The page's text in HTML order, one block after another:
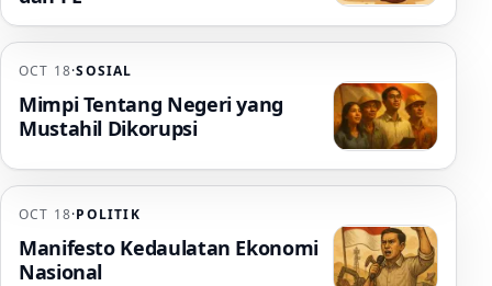
OCT 18·SOSIAL
Mimpi Tentang Negeri yang
Mustahil Dikorupsi
OCT 18·POLITIK
Manifesto Kedaulatan Ekonomi
Nasional